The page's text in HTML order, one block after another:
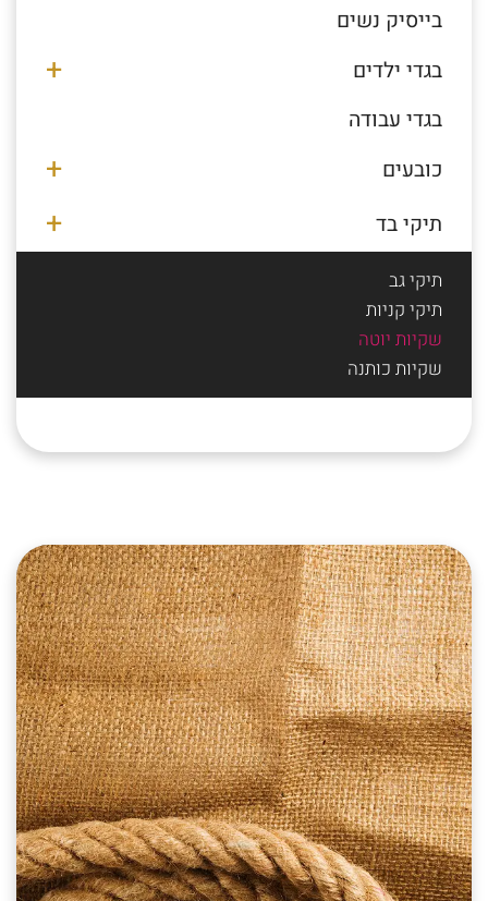
בייסיק נשים
בגדי ילדים
בגדי עבודה
כובעים
תיקי בד
תיקי גב
תיקי קניות
שקיות יוטה
שקיות כותנה